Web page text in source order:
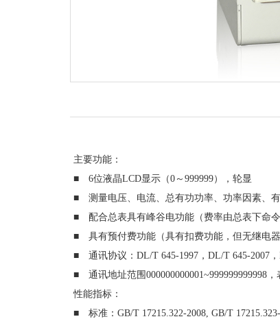
主要功能：
■ 6位液晶LCD显示（0～999999），轮显
■ 测量电压、电流、总有功功率、功率因素、
■ 配合总表具有峰谷电功能（费率由总表下命令
■ 具有预付费功能（具有扣费功能，但无继电器
■ 通讯协议：DL/T 645-1997，DL/T 645-2007，
■ 通讯地址范围000000000001~999999999998，
性能指标：
■ 标准：GB/T 17215.322-2008, GB/T